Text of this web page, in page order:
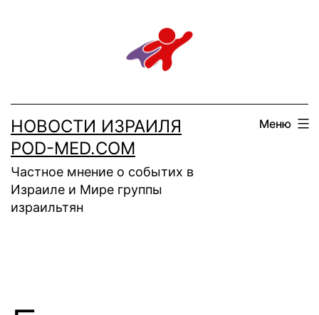
НОВОСТИ ИЗРАИЛЯ
POD-MED.COM
Частное мнение о событих в
Израиле и Мире группы
израильтян
Меню